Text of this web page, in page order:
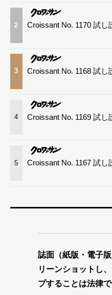
2 Croissant No. 1170 試し
3 Croissant No. 1168 試し
4 Croissant No. 1169 試し
5 Croissant No. 1167 試し
誌面（紙版・電子
リーンショットし
プすることは法律